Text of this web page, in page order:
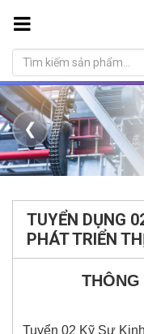
❮
TUYỂN DỤNG
PHÁT TRIỂN
THÔNG
Tuyển 02 Kỹ Sư